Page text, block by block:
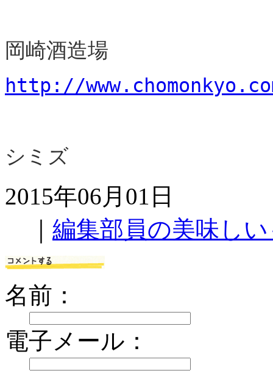
岡崎酒造場
http://
シミズ
2015年06月01日
編集部員の美味し
名前：
電子メール：